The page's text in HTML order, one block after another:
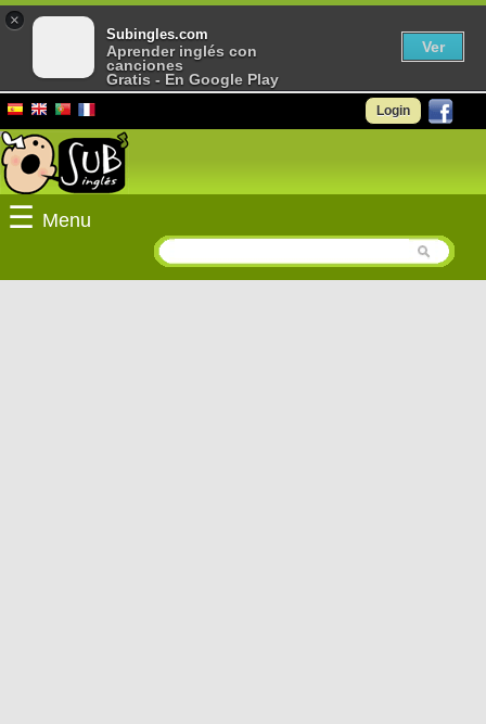
Login
☰ Menu
×
Subingles.com
Aprender inglés con
canciones
Gratis - En Google Play
Ver